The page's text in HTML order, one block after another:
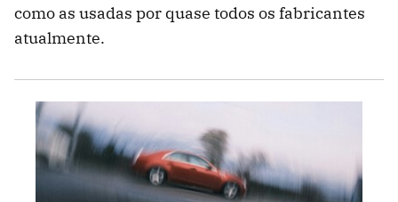
como as usadas por quase todos os fabricantes
atualmente.